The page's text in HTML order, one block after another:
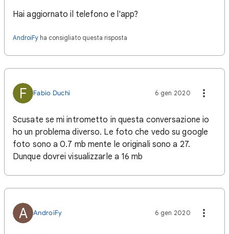
Hai aggiornato il telefono e l'app?
AndroiFy ha consigliato questa risposta
F Fabio Duchi 6 gen 2020
Scusate se mi intrometto in questa conversazione io
ho un problema diverso. Le foto che vedo su google
foto sono a 0.7 mb mente le originali sono a 27.
Dunque dovrei visualizzarle a 16 mb
A AndroiFy 6 gen 2020